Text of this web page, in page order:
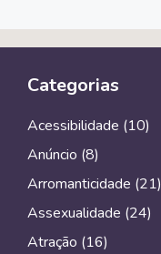
Categorias
Acessibilidade (10)
Anúncio (8)
Arromanticidade (21)
Assexualidade (24)
Atração (16)